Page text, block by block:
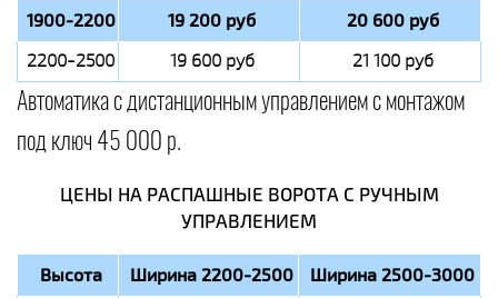
1900-2200 19 200 руб 20 600 руб
2200-2500 19 600 руб 21 100 руб
Автоматика с дистанционным управлением с монтажом
под ключ 45 000 р.
ЦЕНЫ НА РАСПАШНЫЕ ВОРОТА С РУЧНЫМ
УПРАВЛЕНИЕМ
Высота Ширина 2200-2500 Ширина 2500-3000